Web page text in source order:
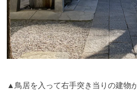
▲鳥居を入って右手突き当りの建物が